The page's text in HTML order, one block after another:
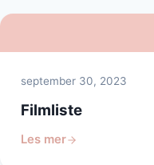
september 30, 2023
Filmliste
Les mer